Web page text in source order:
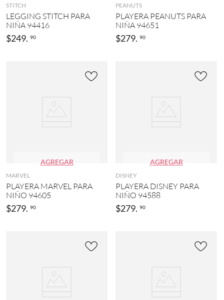
STITCH
LEGGING STITCH PARA
NIÑA 94416
$249. 90
PEANUTS
PLAYERA PEANUTS PARA
NIÑA 94651
$279. 90
AGREGAR
MARVEL
PLAYERA MARVEL PARA
NIÑO 94605
$279. 90
AGREGAR
DISNEY
PLAYERA DISNEY PARA
NIÑO 94588
$279. 90